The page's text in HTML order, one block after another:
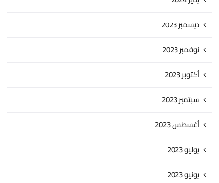
ديسمبر 2023
نوفمبر 2023
أكتوبر 2023
سبتمبر 2023
أغسطس 2023
يوليو 2023
يونيو 2023